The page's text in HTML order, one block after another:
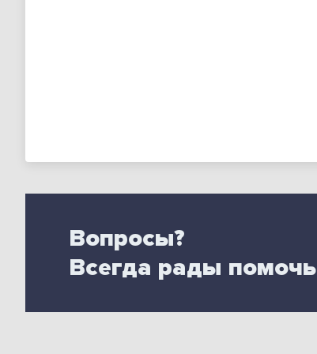
Вопросы?
Всегда рады помочь